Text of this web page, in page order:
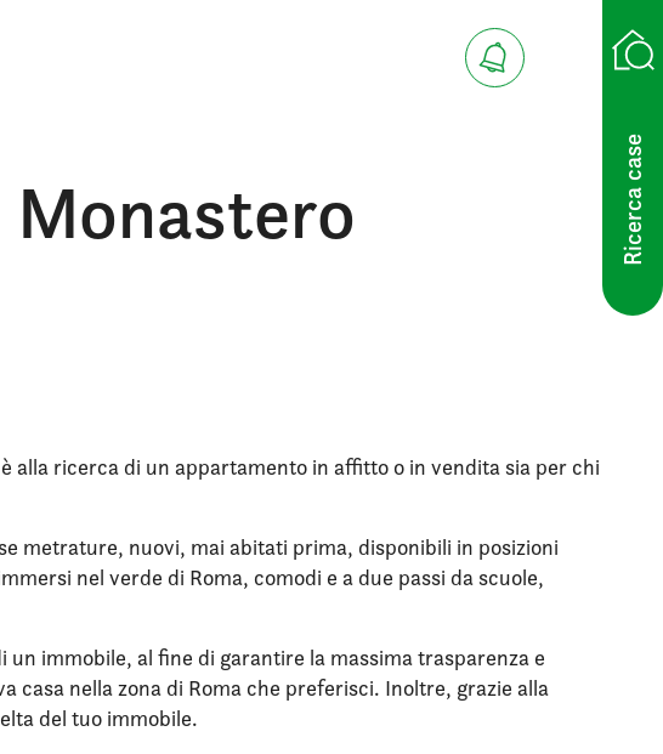
Ricerca case
alla ricerca di un appartamento in affitto o in vendita sia per chi
metrature, nuovi, mai abitati prima, disponibili in posizioni
nel verde di Roma, comodi e a due passi da scuole,
immobile, al fine di garantire la massima trasparenza e
casa nella zona di Roma che preferisci. Inoltre, grazie alla
del tuo immobile.